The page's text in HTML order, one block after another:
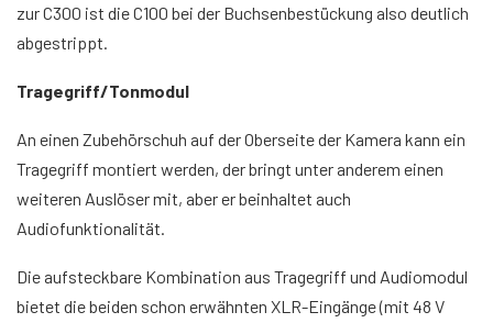
zur C300 ist die C100 bei der Buchsenbestückung also deutlich
abgestrippt.
Tragegriff/Tonmodul
An einen Zubehörschuh auf der Oberseite der Kamera kann ein
Tragegriff montiert werden, der bringt unter anderem einen
weiteren Auslöser mit, aber er beinhaltet auch
Audiofunktionalität.
Die aufsteckbare Kombination aus Tragegriff und Audiomodul
bietet die beiden schon erwähnten XLR-Eingänge (mit 48 V